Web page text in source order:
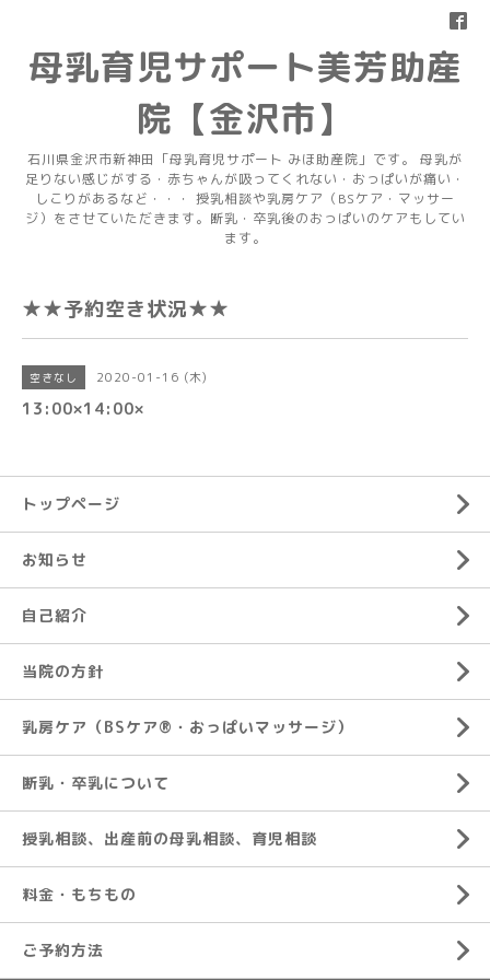
母乳育児サポート美芳助産
院【金沢市】
石川県金沢市新神田「母乳育児サポート みほ助産院」です。 母乳が
足りない感じがする・赤ちゃんが吸ってくれない・おっぱいが痛い・
しこりがあるなど・・・ 授乳相談や乳房ケア（BSケア・マッサー
ジ）をさせていただきます。断乳・卒乳後のおっぱいのケアもしてい
ます。
★★予約空き状況★★
空きなし 2020-01-16 (木)
13:00×14:00×
トップページ
お知らせ
自己紹介
当院の方針
乳房ケア（BSケア®︎・おっぱいマッサージ）
断乳・卒乳について
授乳相談、出産前の母乳相談、育児相談
料金・もちもの
ご予約方法